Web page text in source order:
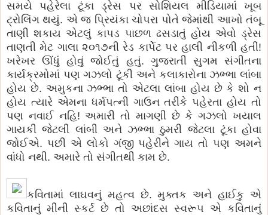
સમયે પહેરેલા ટૂંકા ડ્રેસ પર સોશિયલ મીડિયામાં ખૂબ
ટ્રોલિંગ થયું. એ જ પ્રિયંકા ચોપરા પોતે જેમાંથી આખો તંબૂ
તાણી શકાય એટલું કાપડ પાછળ ઢસડાતું હોય એવો ડ્રેસ
તાણતી મેટ ગાલા ૨૦૧૭ની રેડ કાર્પેટ પર હાલી નીકળી હતી!
ખરેખર ઊંધું હોવું જોઈતું હતું. ગુજરાતી સુગમ સંગીતના
કાર્યક્રમોમાં પણ ગઝલો ટૂંકી અને કલાકારોના ઝભ્ભા લાંબા
હોય છે. અમુકના ઝભ્ભા તો એટલા લાંબા હોય છે કે શો ન
હોય ત્યારે એમના ધર્મપત્ની ગાઉન તરીકે પહેરતા હોય તો
પણ નવાઈ નહિ! અમારી તો માગણી છે કે ગઝલો ખયાલ
ગાયકી જેટલી લાંબી અને ઝભ્ભા ઠુમરી જેટલા ટૂંકા હોવા
જોઈએ. પછી એ લોકો ગંજી પહેરીને ગાય તો પણ અમને
વાંધો નથી. અમારે તો સંગીતથી કામ છે.
કવિતામાં લાઘવનું મહત્વ છે. મુક્તક અને હાઈકુ એ
કવિતાનું મીની સ્કર્ટ છે તો અછાંદસ સ્વરૂપ એ કવિતાનું